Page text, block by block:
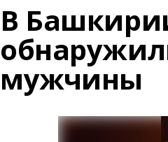
В
мужчины